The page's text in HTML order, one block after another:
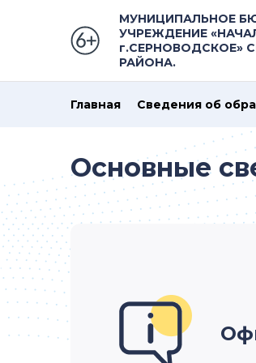
МУНИЦИПАЛЬНОЕ
УЧРЕЖДЕНИЕ
г.СЕРНОВОДСКОЕ»
РАЙОНА.
Главная Сведения об
Основные